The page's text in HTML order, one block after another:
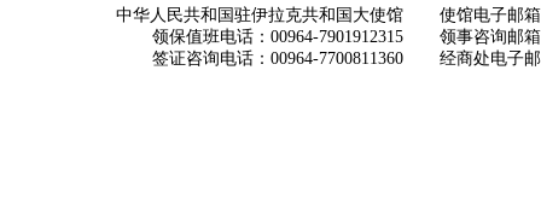
中华人民共和国驻伊拉克共和国大使馆
领保值班电话：00964-7901912315
签证咨询电话：00964-7700811360
使馆电子邮箱
领事咨询邮箱
经商处电子